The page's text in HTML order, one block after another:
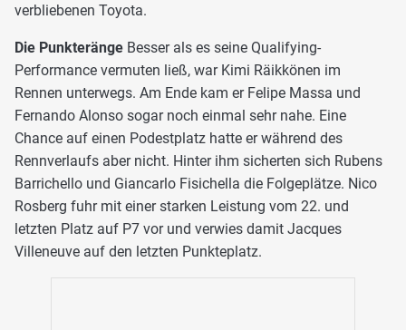
verbliebenen Toyota.
Die Punkteränge Besser als es seine Qualifying-
Performance vermuten ließ, war Kimi Räikkönen im
Rennen unterwegs. Am Ende kam er Felipe Massa und
Fernando Alonso sogar noch einmal sehr nahe. Eine
Chance auf einen Podestplatz hatte er während des
Rennverlaufs aber nicht. Hinter ihm sicherten sich Rubens
Barrichello und Giancarlo Fisichella die Folgeplätze. Nico
Rosberg fuhr mit einer starken Leistung vom 22. und
letzten Platz auf P7 vor und verwies damit Jacques
Villeneuve auf den letzten Punkteplatz.